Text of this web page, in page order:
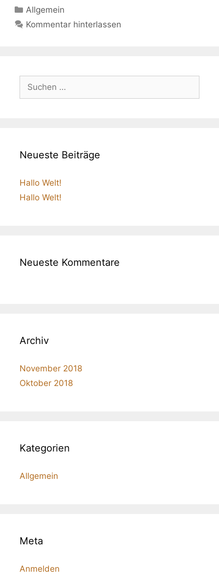
Kategorien
Allgemein
Kommentar hinterlassen
nach:
Neueste Beiträge
Hallo Welt!
Hallo Welt!
Neueste Kommentare
Archiv
November 2018
Oktober 2018
Kategorien
Allgemein
Meta
Anmelden